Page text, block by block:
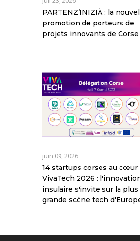
PARTENZ’INIZIÀ : la
promotion de porteurs de
projets innovants de Corse
juin 09, 2026
14 startups corses au cœur
VivaTech 2026 :
insulaire s'invite sur la plus
grande scène tech